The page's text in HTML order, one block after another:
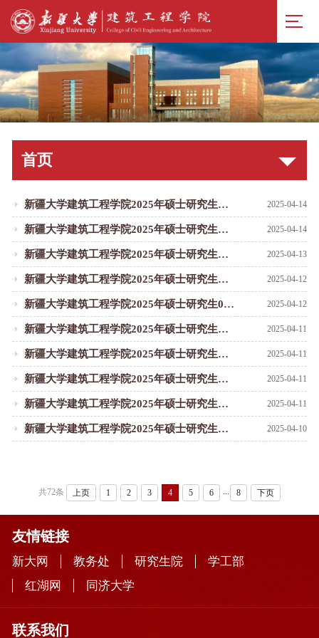
首页
新疆大学建筑工程学院2025年硕士研究生招生考试复试成绩及拟录取名单公示-085901调剂二批 2025-04-14
新疆大学建筑工程学院2025年硕士研究生招生考试进入复试考生名单（二次调剂）-081400土木工程专业 2025-04-14
新疆大学建筑工程学院2025年硕士研究生招生考试进入复试考生名单（二次调剂）-085901土木工程专业 2025-04-13
新疆大学建筑工程学院2025年硕士研究生招生考试复试成绩及拟录取名单公示（125601工程管理递补） 2025-04-12
新疆大学建筑工程学院2025年硕士研究生081400、085901专业招生调剂公告（第二批） 2025-04-12
新疆大学建筑工程学院2025年硕士研究生招生考试复试成绩及拟录取名单公示-125601工程管理专业 2025-04-11
新疆大学建筑工程学院2025年硕士研究生招生考试复试成绩及拟录取名单公示-081400补充说明 2025-04-11
新疆大学建筑工程学院2025年硕士研究生招生考试复试成绩及拟录取名单公示-081400专业 2025-04-11
新疆大学建筑工程学院2025年硕士研究生招生考试复试成绩及拟录取名单公示（085704测绘工程、085901土木工程递补） 2025-04-11
新疆大学建筑工程学院2025年硕士研究生招生考试复试成绩及拟录取名单公示-085704、085901专业 2025-04-10
共72条 上页 1 2 3 4 5 6 ... 8 下页
友情链接
新大网 教务处 研究生院
学工部
红湖网
同济大学
联系我们